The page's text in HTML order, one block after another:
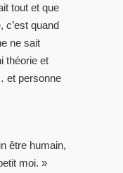
tout et que
c’est quand
ne sait
théorie et
et personne
être humain,
moi. »